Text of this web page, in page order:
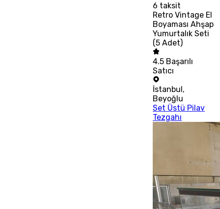
6 taksit
Retro Vintage El
Boyaması Ahşap
Yumurtalık Seti
(5 Adet)
4.5 Başarılı
Satıcı
İstanbul,
Beyoğlu
Set Üstü Pilav
Tezgahı